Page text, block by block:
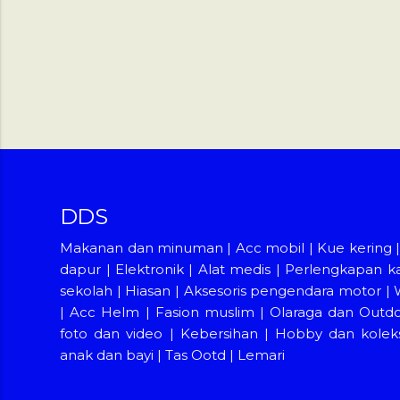
DDS
Makanan dan minuman | Acc mobil | Kue kering
dapur | Elektronik | Alat medis | Perlengkapan
sekolah | Hiasan | Aksesoris pengendara motor |
|Acc Helm | Fasion muslim |Olaraga dan
foto dan video | Kebersihan | Hobby dan
anak dan bayi |Tas Ootd | Lemari